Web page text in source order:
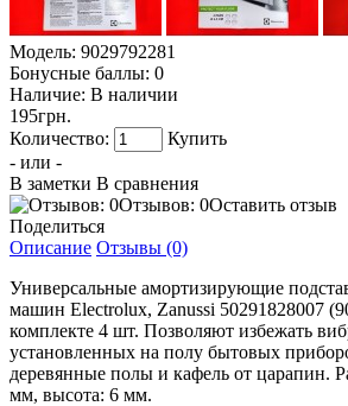
Модель: 9029792281
Бонусные баллы: 0
Наличие: В наличии
195грн.
Количество:
Купить
- или -
В заметки В сравнения
Отзывов: 0Оставить отзыв
Поделиться
Описание Отзывы (0)
Универсальные амортизирующие
машин Electrolux, Zanussi 50291828007
комплекте 4 шт. Позволяют избежать
установленных на полу бытовых
деревянные полы и кафель от царапин.
мм, высота: 6 мм.